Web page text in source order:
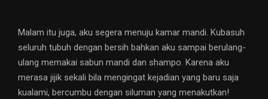
Malam itu juga, aku segera menuju kamar mandi. Kubasuh
seluruh tubuh dengan bersih bahkan aku sampai berulang-
ulang memakai sabun mandi dan shampo. Karena aku
merasa jijik sekali bila mengingat kejadian yang baru saja
kualami, bercumbu dengan siluman yang menakutkan!